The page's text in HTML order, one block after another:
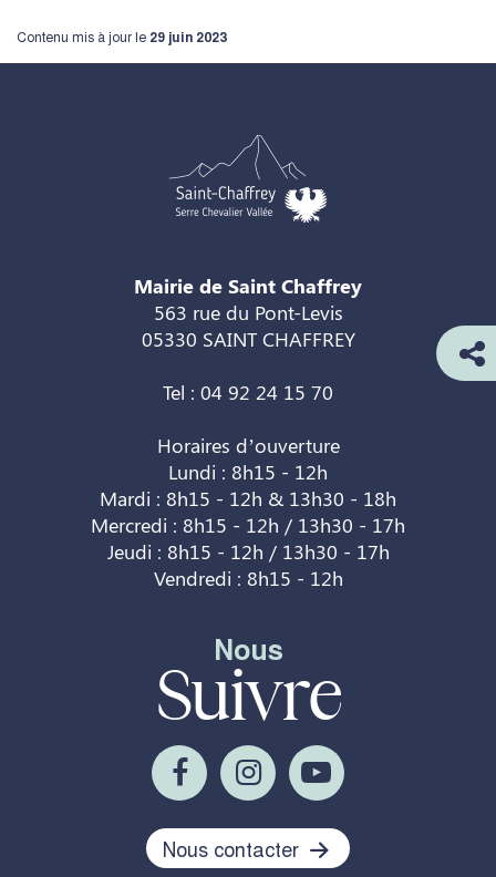
Contenu mis à jour le 29 juin 2023
Mairie de Saint Chaffrey
563 rue du Pont-Levis
05330 SAINT CHAFFREY
Tel : 04 92 24 15 70
Horaires d’ouverture
Lundi : 8h15 - 12h
Mardi : 8h15 - 12h & 13h30 - 18h
Mercredi : 8h15 - 12h / 13h30 - 17h
Jeudi : 8h15 - 12h / 13h30 - 17h
Vendredi : 8h15 - 12h
Nous
Suivre
Nous contacter